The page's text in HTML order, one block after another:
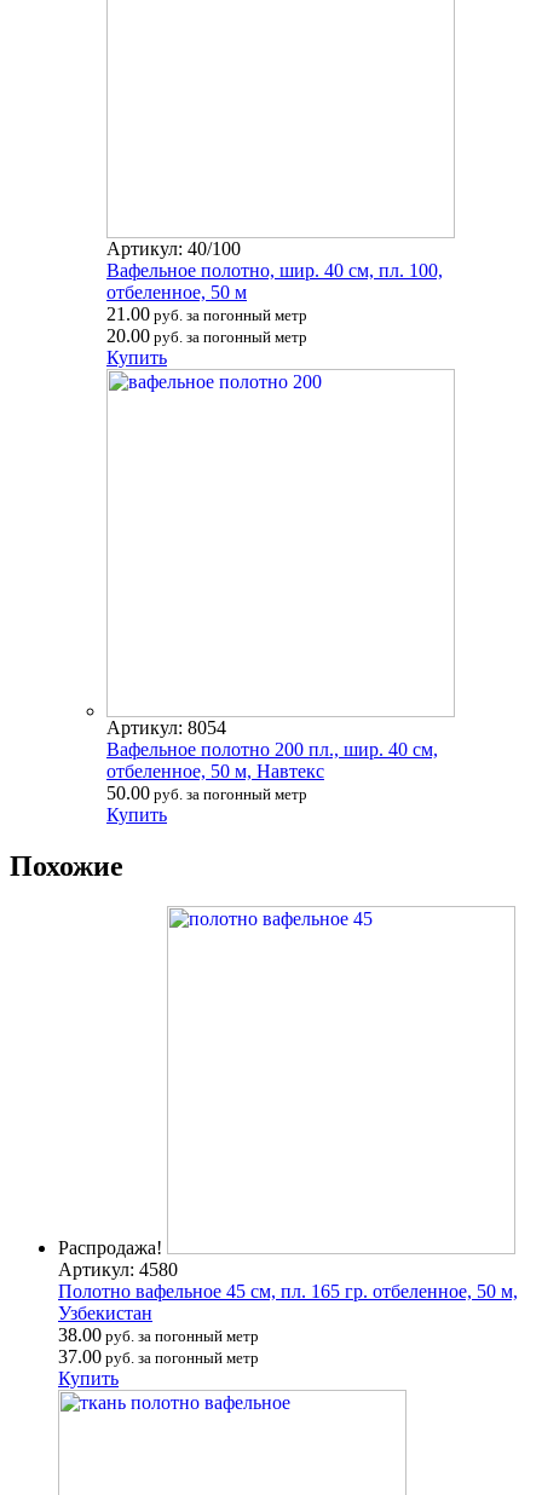
Артикул: 40/100
Вафельное полотно, шир. 40 см, пл. 100,
отбеленное, 50 м
21.00 руб. за погонный метр
20.00 руб. за погонный метр
Купить
Артикул: 8054
Вафельное полотно 200 пл., шир. 40 см,
отбеленное, 50 м, Навтекс
50.00 руб. за погонный метр
Купить
Похожие
Распродажа!
Артикул: 4580
Полотно вафельное 45 см, пл. 165 гр. отбеленное, 50 м,
Узбекистан
38.00 руб. за погонный метр
37.00 руб. за погонный метр
Купить